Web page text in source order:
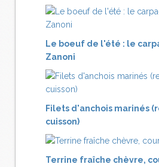
Le boeuf de l'été : le
Zanoni
Filets d'anchois marinés
cuisson)
Terrine fraîche chèvre,